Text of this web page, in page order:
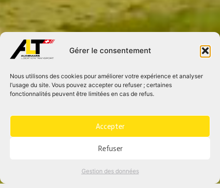
Gérer le consentement
Nous utilisons des cookies pour améliorer votre expérience et analyser
l’usage du site. Vous pouvez accepter ou refuser ; certaines
fonctionnalités peuvent être limitées en cas de refus.
Accepter
Refuser
Gestion des données